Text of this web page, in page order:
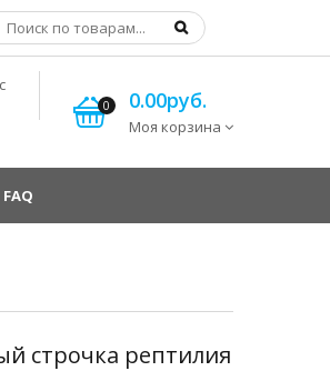
0 0.00руб.
Моя корзина
FAQ
строчка рептилия